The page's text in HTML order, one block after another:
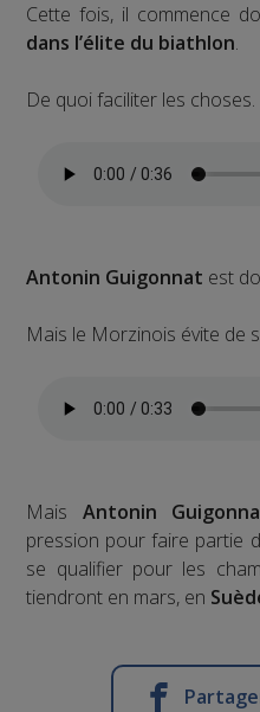
Cette fois, il commence
dans l’élite du biathlon.
De quoi faciliter les choses.
Antonin Guigonnat est
Mais le Morzinois évite de
Mais Antonin
pression pour faire partie
se qualifier pour les
tiendront en mars, en